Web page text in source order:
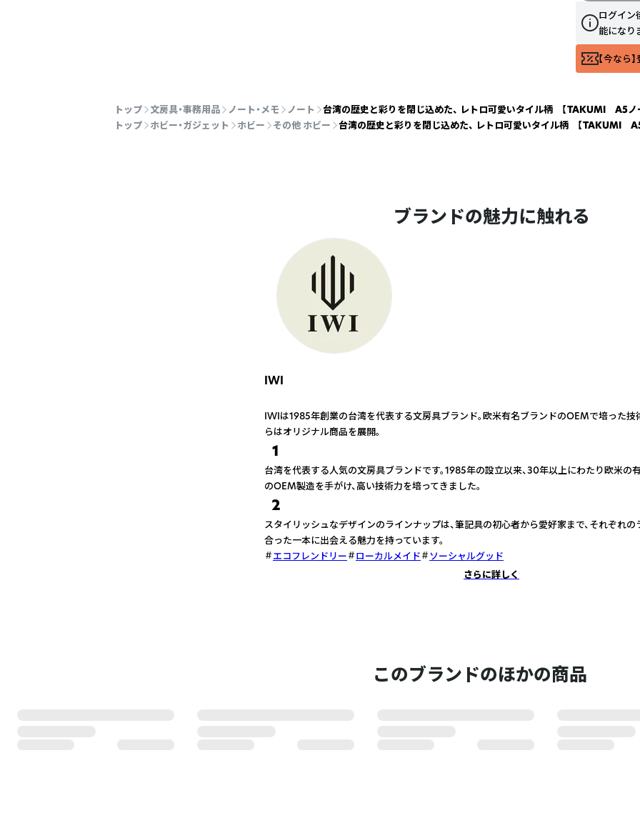
ログイン
能になり
【今なら
トップ 文房具・事務用品 ノート・メモ ノート
台湾の歴史と彩りを閉じ込めた、 レトロ可愛いタイル柄 【TAKUMI A5
トップ
ホビー・ガジェット ホビー その他 ホビー 台湾の歴史と彩りを閉じ込めた、 レトロ可愛いタイル柄 【TAKUMI
ブランドの魅力に触れる
IWI
IWIは1985年創業の台湾を代表する文房具ブランド。欧米有名ブランドのOEMで培った技
らはオリジナル商品を展開。
1
台湾を代表する人気の文房具ブランドです。1985年の設立以来、30年以上にわたり欧米の
のOEM製造を手がけ、高い技術力を培ってきました。
2
スタイリッシュなデザインのラインナップは、筆記具の初心者から愛好家まで、それぞれ
合った一本に出会える魅力を持っています。
エコフレンドリー
ローカルメイド
ソーシャルグッド
さらに詳しく
このブランドのほかの商品